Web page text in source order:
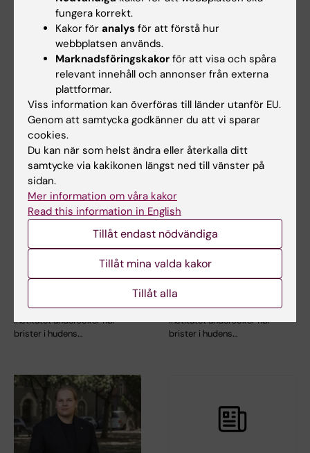
Relaterade artiklar
3 jul 2026
Doktorand studerar
utveckling av
allergisjukdomar hos
Bowen Tan vid Karolinska
Institutet undersöker hur
brister i hudens…
3 jul 2026
Doktorand studerar
hudens roll i
utveckling av
allergisjukdomar hos
barn
Bowen Tan vid Karolinska
Institutet undersöker hur
brister i hudens…
fungera korrekt.
Kakor för analys för att förstå hur
webbplatsen används.
Marknadsföringskakor för att visa och spåra
relevant innehåll och annonser från externa
plattformar.
Viss information kan överföras till länder utanför EU.
Genom att samtycka godkänner du att vi sparar
cookies.
Du kan när som helst ändra eller återkalla ditt
samtycke via kakikonen längst ned till vänster på
sidan.
Mer information om våra kakor
Read this information in English
Tillåt endast nödvändiga
Tillåt mina valda kakor
Tillåt alla